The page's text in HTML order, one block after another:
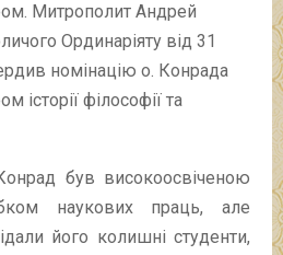
Митрополит Андрей
Ординаріяту від 31
номінацію о. Конрада
історії філософії та
був високоосвіченою
наукових праць, але
його колишні студенти,